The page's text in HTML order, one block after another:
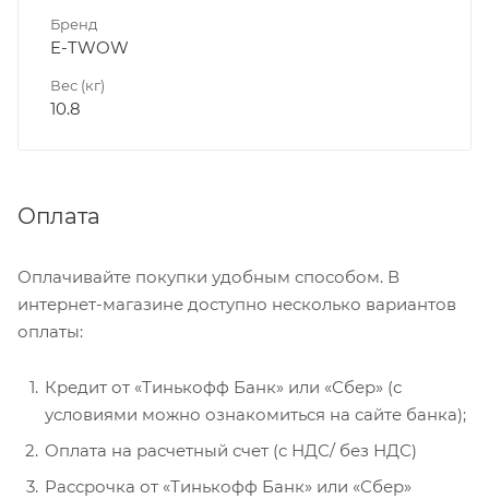
Бренд
E-TWOW
Вес (кг)
10.8
Оплата
Оплачивайте покупки удобным способом. В
интернет-магазине доступно несколько вариантов
оплаты:
Кредит от «Тинькофф Банк» или «Сбер» (с
условиями можно ознакомиться на сайте банка);
Оплата на расчетный счет (с НДС/ без НДС)
Рассрочка от «Тинькофф Банк» или «Сбер»